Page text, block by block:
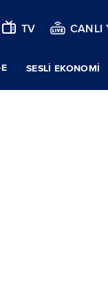
TV CANLI
SESLİ EKONOMİ